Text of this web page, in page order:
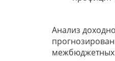
Анализ
межбюджетных